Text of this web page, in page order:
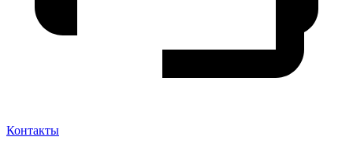
Контакты